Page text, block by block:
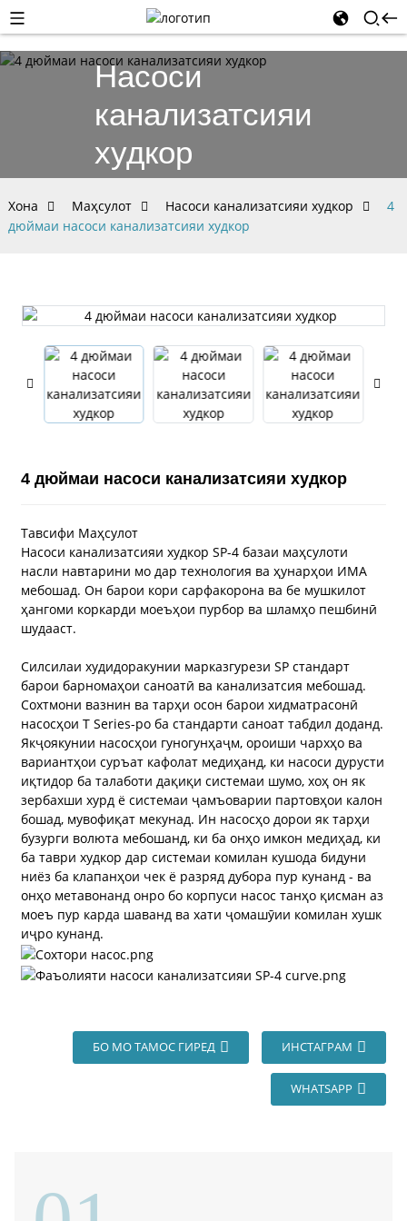
Насоси
канализатсияи
худкор
Хона Маҳсулот Насоси канализатсияи худкор
4
дюймаи насоси канализатсияи худкор
4 дюймаи насоси канализатсияи худкор
Тавсифи Маҳсулот
Насоси канализатсияи худкор SP-4 базаи маҳсулоти
насли навтарини мо дар технология ва ҳунарҳои ИМА
мебошад. Он барои кори сарфакорона ва бе мушкилот
ҳангоми коркарди моеъҳои пурбор ва шламҳо пешбинӣ
шудааст.
Силсилаи худидоракунии марказгурези SP стандарт
барои барномаҳои саноатӣ ва канализатсия мебошад.
Сохтмони вазнин ва тарҳи осон барои хидматрасонӣ
насосҳои T Series-ро ба стандарти саноат табдил доданд.
Якҷоякунии насосҳои гуногунҳаҷм, ороиши чархҳо ва
вариантҳои суръат кафолат медиҳанд, ки насоси дурусти
иқтидор ба талаботи дақиқи системаи шумо, хоҳ он як
зербахши хурд ё системаи ҷамъоварии партовҳои калон
бошад, мувофиқат мекунад. Ин насосҳо дорои як тарҳи
бузурги волюта мебошанд, ки ба онҳо имкон медиҳад, ки
ба таври худкор дар системаи комилан кушода бидуни
ниёз ба клапанҳои чек ё разряд дубора пур кунанд - ва
онҳо метавонанд онро бо корпуси насос танҳо қисман аз
моеъ пур карда шаванд ва хати ҷомашӯии комилан хушк
иҷро кунанд.
БО МО ТАМОС ГИРЕД ИНСТАГРАМ
WHATSAPP